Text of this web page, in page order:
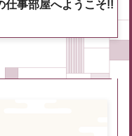
仕事部屋へようこそ!!